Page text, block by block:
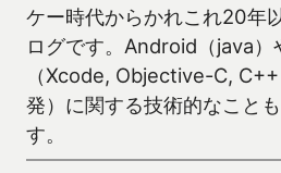
ケー時代からかれこれ20年
ログです。Android（java
（Xcode, Objective-C,
発）に関する技術的なこと
す。